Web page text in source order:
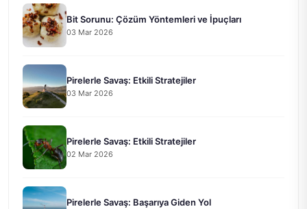
Bit Sorunu: Çözüm Yöntemleri ve İpuçları
03 Mar 2026
Pirelerle Savaş: Etkili Stratejiler
03 Mar 2026
Pirelerle Savaş: Etkili Stratejiler
02 Mar 2026
Pirelerle Savaş: Başarıya Giden Yol